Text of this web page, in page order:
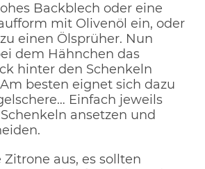
Backblech oder eine
mit Olivenöl ein, oder
einen Ölsprüher. Nun
dem Hähnchen das
hinter den Schenkeln
besten eignet sich dazu
Einfach jeweils
ansetzen und
Zitrone aus, es sollten